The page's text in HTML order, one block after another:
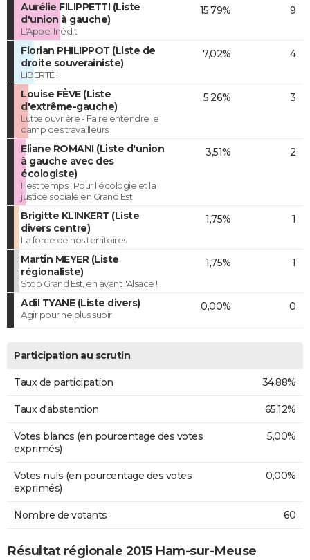
Aurélie FILIPPETTI (Liste
d'union à gauche)
L'Appel Inédit
15,79% 9
Florian PHILIPPOT (Liste de
droite souverainiste)
LIBERTÉ !
7,02% 4
Louise FÈVE (Liste
d'extrême-gauche)
Lutte ouvrière - Faire entendre le
camp des travailleurs
5,26% 3
Eliane ROMANI (Liste d'union
à gauche avec des
écologiste)
Il est temps ! Pour l'écologie et la
justice sociale en Grand Est
3,51% 2
Brigitte KLINKERT (Liste
divers centre)
La force de nos territoires
1,75% 1
Martin MEYER (Liste
régionaliste)
Stop Grand Est, en avant l'Alsace !
1,75% 1
Adil TYANE (Liste divers)
Agir pour ne plus subir
0,00% 0
Participation au scrutin
Taux de participation 34,88%
Taux d'abstention 65,12%
Votes blancs (en pourcentage des votes
exprimés)
5,00%
Votes nuls (en pourcentage des votes
exprimés)
0,00%
Nombre de votants 60
Résultat régionale 2015 Ham-sur-Meuse